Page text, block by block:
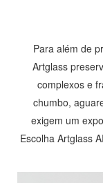
Para além de
Artglass
complexos e
chumbo,
exigem um
Escolha Artglass